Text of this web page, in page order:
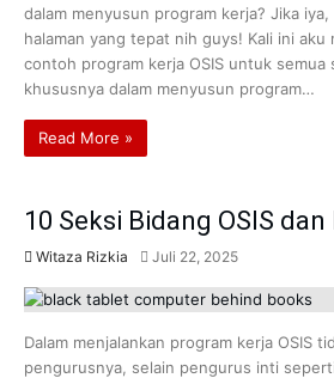
dalam menyusun program kerja? Jika
halaman yang tepat nih guys! Kali ini aku
contoh program kerja OSIS untuk semua
khususnya dalam menyusun program…
Read More »
10 Seksi Bidang OSIS
Witaza Rizkia Juli 22, 2025
Dalam menjalankan program kerja OSIS
pengurusnya, selain pengurus inti